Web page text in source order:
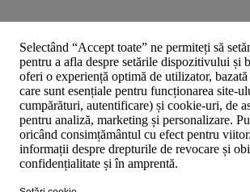
Selectând “Accept toate” ne permiteți să
pentru a afla despre setările dispozitivului și
oferi o experiență optimă de utilizator,
care sunt esențiale pentru funcționarea site-
cumpărături, autentificare) și cookie-uri, de
pentru analiză, marketing și personalizare.
oricând consimțământul cu efect pentru
informații despre drepturile de revocare și
confidențialitate și în amprentă.